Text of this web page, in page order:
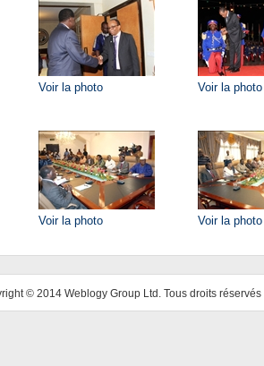
Voir la photo Voir la photo
Voir la photo Voir la photo
© 2014 Weblogy Group Ltd. Tous droits